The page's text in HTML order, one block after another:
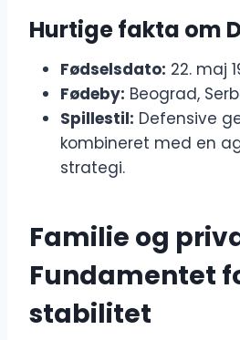
Hurtige fakta om
Fødselsdato: 22. maj
Fødeby: Beograd,
Spillestil: Defensive
kombineret med en
strategi.
Familie og
Fundamentet
stabilitet